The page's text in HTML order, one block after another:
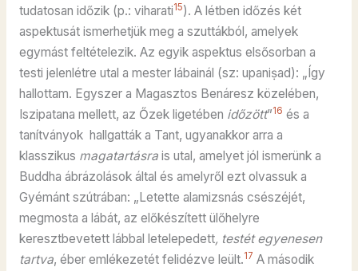
tudatosan időzik (p.: viharati15). A létben időzés két
aspektusát ismerhetjük meg a szuttákból, amelyek
egymást feltételezik. Az egyik aspektus elsősorban a
testi jelenlétre utal a mester lábainál (sz: upaniṣad): „Így
hallottam. Egyszer a Magasztos Benáresz közelében,
Iszipatana mellett, az Őzek ligetében időzött”16 és a
tanítványok hallgatták a Tant, ugyanakkor arra a
klasszikus magatartásrais utal, amelyet jól ismerünk a
Buddha ábrázolások által és amelyről ezt olvassuk a
Gyémánt szútrában: „Letette alamizsnás csészéjét,
megmosta a lábát, az előkészített ülőhelyre
keresztbevetett lábbal letelepedett, testét egyenesen
tartva, éber emlékezetét felidézve leült.17 A második